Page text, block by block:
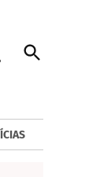
Open
Search